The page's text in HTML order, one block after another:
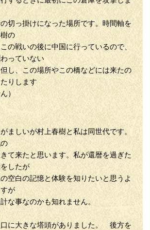
切っ掛けになった場所です。時間軸を
の
の戦いの後に中国に行っているので、
っていない
し、この場所やこの橋などには来たの
りします
）
ましいが村上春樹と私は同世代です。
て来たと思います。私が還暦を過ぎた
したが
空白の記憶と体験を知りたいと思うよ
が
な事なのかも知れません。
に大きな塔頭がありました。 後方を